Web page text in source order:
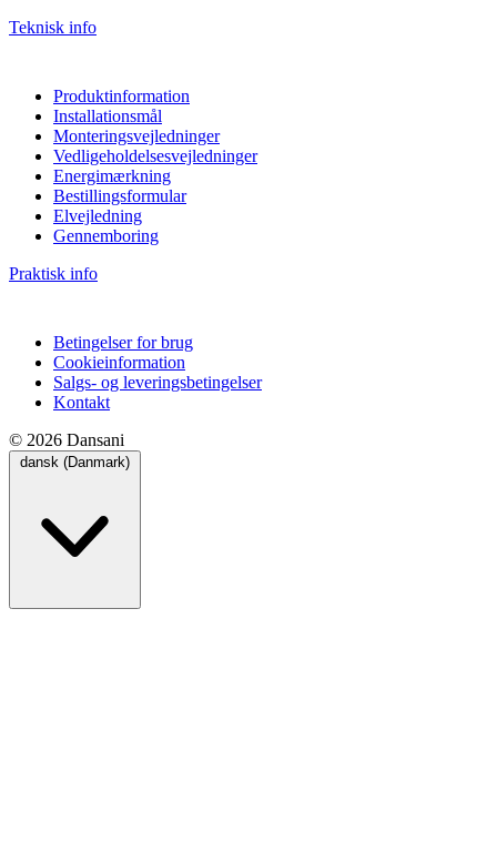
Teknisk info
Produktinformation
Installationsmål
Monteringsvejledninger
Vedligeholdelsesvejledninger
Energimærkning
Bestillingsformular
Elvejledning
Gennemboring
Praktisk info
Betingelser for brug
Cookieinformation
Salgs- og leveringsbetingelser
Kontakt
© 2026 Dansani
dansk (Danmark)